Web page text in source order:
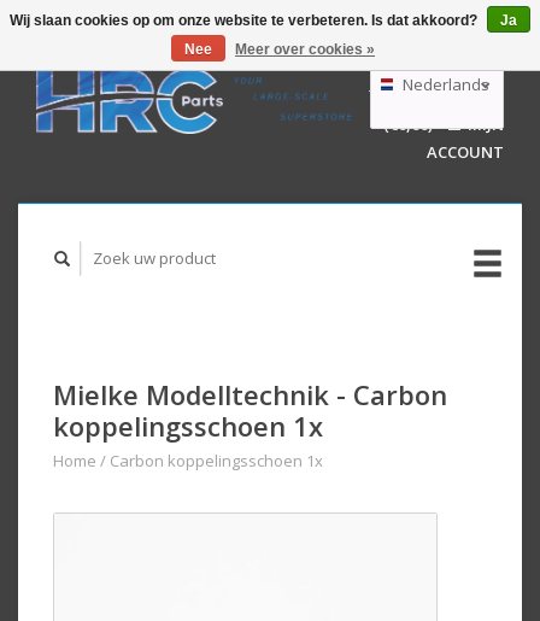
GBP
AUD
Nederlands
Deutsch
English
WINKELWAGEN
(€0,00)
MIJN
ACCOUNT
Mielke Modelltechnik - Carbon
koppelingsschoen 1x
Home / Carbon koppelingsschoen 1x
Wij slaan cookies op om onze website te verbeteren. Is dat akkoord?
Ja
Nee
Meer over cookies »